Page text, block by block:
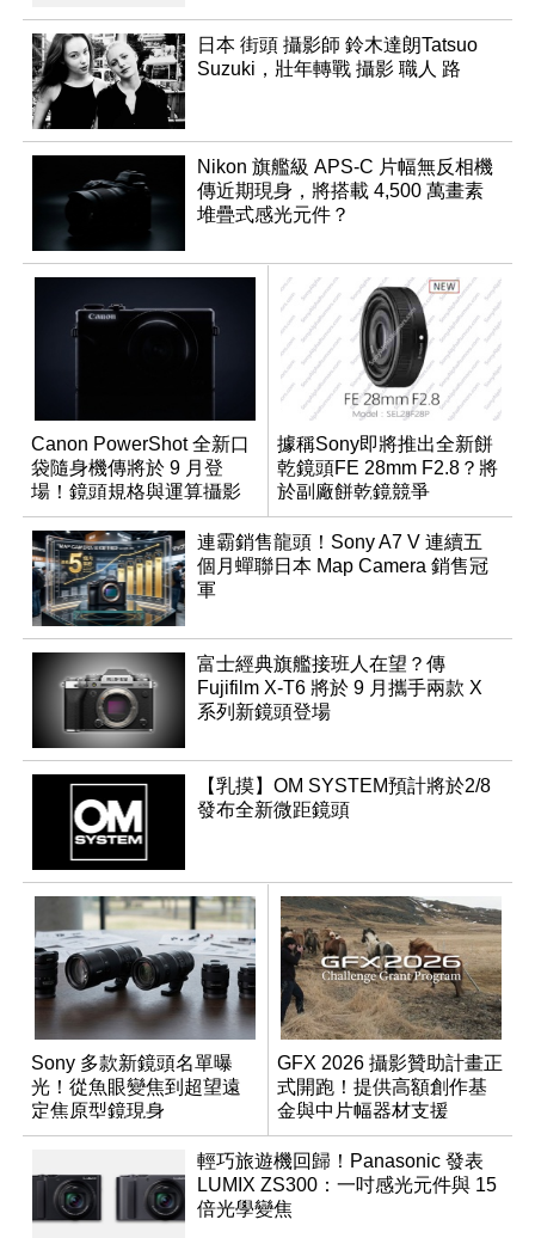
日本 街頭 攝影師 鈴木達朗Tatsuo
Suzuki，壯年轉戰 攝影 職人 路
Nikon 旗艦級 APS-C 片幅無反相機
傳近期現身，將搭載 4,500 萬畫素
堆疊式感光元件？
Canon PowerShot 全新口
袋隨身機傳將於 9 月登
場！鏡頭規格與運算攝影
升級成為焦點
據稱Sony即將推出全新餅
乾鏡頭FE 28mm F2.8？將
於副廠餅乾鏡競爭
連霸銷售龍頭！Sony A7 V 連續五
個月蟬聯日本 Map Camera 銷售冠
軍
富士經典旗艦接班人在望？傳
Fujifilm X-T6 將於 9 月攜手兩款 X
系列新鏡頭登場
【乳摸】OM SYSTEM預計將於2/8
發布全新微距鏡頭
Sony 多款新鏡頭名單曝
光！從魚眼變焦到超望遠
定焦原型鏡現身
GFX 2026 攝影贊助計畫正
式開跑！提供高額創作基
金與中片幅器材支援
輕巧旅遊機回歸！Panasonic 發表
LUMIX ZS300：一吋感光元件與 15
倍光學變焦